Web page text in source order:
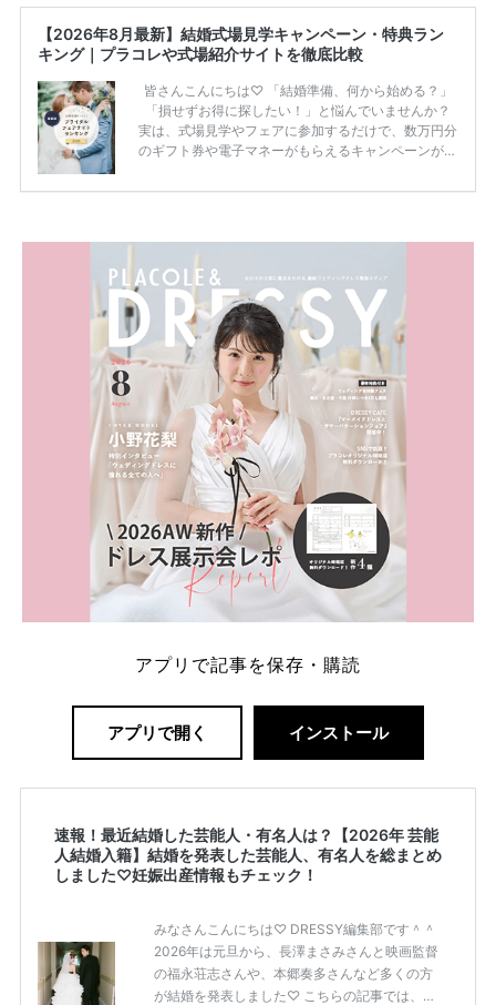
【2026年8月最新】結婚式場見学キャンペーン・特典ラン
キング｜プラコレや式場紹介サイトを徹底比較
皆さんこんにちは♡ 「結婚準備、何から始める？」
「損せずお得に探したい！」と悩んでいませんか？
実は、式場見学やフェアに参加するだけで、数万円分
のギフト券や電子マネーがもらえるキャンペーンがあ
ため、比較せずに選ぶと損をしてしまうことも……。
内容：特典金額・条件・応募方法・注意点 「どこが
一番お得？」「プラコレの特典は？」といった疑問も
解決します。 まずは診断で候補を絞れる「ウェディ
ング診断」か、体験型 […]
続きを読む
アプリで記事を保存・購読
アプリで開く インストール
速報！最近結婚した芸能人・有名人は？【2026年 芸能
人結婚入籍】結婚を発表した芸能人、有名人を総まとめ
しました♡妊娠出産情報もチェック！
みなさんこんにちは♡ DRESSY編集部です＾＾
2026年は元旦から、長澤まさみさんと映画監督
の福永荘志さんや、本郷奏多さんなど多くの方
が結婚を発表しました♡ こちらの記事では、DR